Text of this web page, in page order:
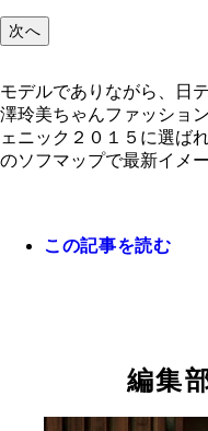
次へ
モデルでありながら、日
澤玲美ちゃんファッショ
ェニック２０１５に選ば
のソフマップで最新イメ
この記事を読む
編集